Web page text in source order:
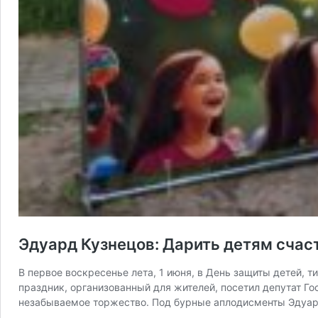
Эдуард Кузнецов: Дарить детям
В первое воскресенье лета, 1 июня, в День защиты детей,
праздник, организованный для жителей, посетил депутат
незабываемое торжество. Под бурные аплодисменты